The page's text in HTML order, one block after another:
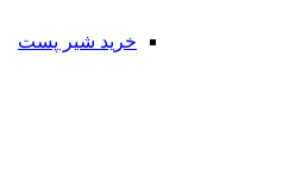
خرید شیر پست